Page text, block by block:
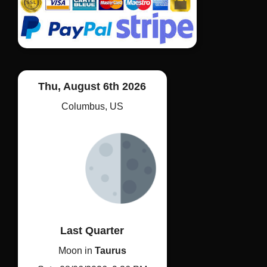
Mon compte
Contact
Mentions légales et Politique de confidentialité
Thu, August 6th 2026
Columbus, US
Last Quarter
Moon in Taurus